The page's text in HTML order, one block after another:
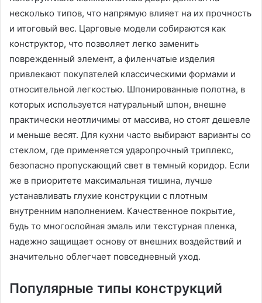
несколько типов, что напрямую влияет на их прочность
и итоговый вес. Царговые модели собираются как
конструктор, что позволяет легко заменить
поврежденный элемент, а филенчатые изделия
привлекают покупателей классическими формами и
относительной легкостью. Шпонированные полотна, в
которых используется натуральный шпон, внешне
практически неотличимы от массива, но стоят дешевле
и меньше весят. Для кухни часто выбирают варианты со
стеклом, где применяется ударопрочный триплекс,
безопасно пропускающий свет в темный коридор. Если
же в приоритете максимальная тишина, лучше
устанавливать глухие конструкции с плотным
внутренним наполнением. Качественное покрытие,
будь то многослойная эмаль или текстурная пленка,
надежно защищает основу от внешних воздействий и
значительно облегчает повседневный уход.
Популярные типы конструкций